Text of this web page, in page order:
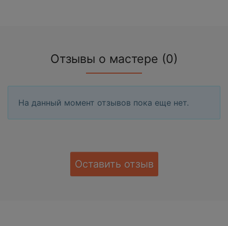
Отзывы о мастере (0)
На данный момент отзывов пока еще нет.
Оставить отзыв